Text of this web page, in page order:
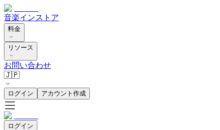
音楽インストア
料金
リソース
お問い合わせ
🇯🇵
ログイン アカウント作成
ログイン